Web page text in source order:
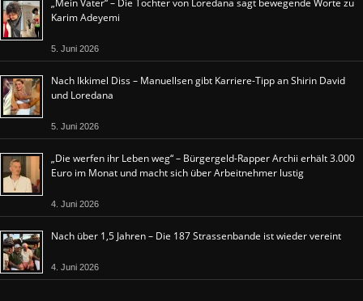
Karim Adeyemi
5. Juni 2026
Nach Ikkimel Diss – Manuellsen gibt Karriere-Tipp an Shirin David
und Loredana
5. Juni 2026
„Die werfen ihr Leben weg“ – Bürgergeld-Rapper Archii erhält 3.000
Euro im Monat und macht sich über Arbeitnehmer lustig
4. Juni 2026
Nach über 1,5 Jahren – Die 187 Strassenbande ist wieder vereint
4. Juni 2026